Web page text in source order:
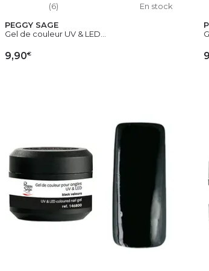
(6)
En stock
PEGGY SAGE
Gel de couleur UV & LED...
9,90€